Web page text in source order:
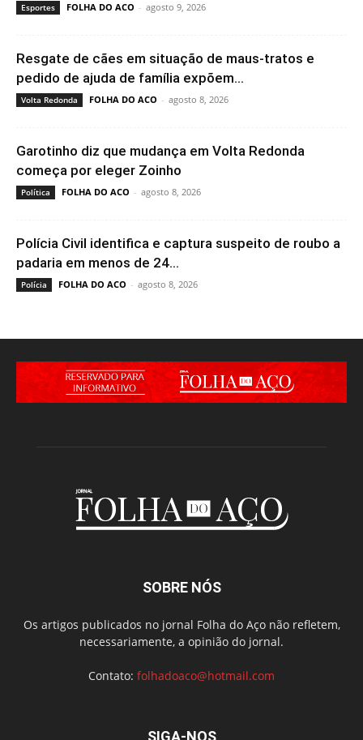
Esportes FOLHA DO ACO - agosto 9, 2026
Resgate de cães em situação de maus-tratos e
pedido de ajuda de família expõem...
Volta Redonda FOLHA DO ACO - agosto 8, 2026
Garotinho diz que mudança em Volta Redonda
começa por eleger Zoinho
Política FOLHA DO ACO - agosto 8, 2026
Polícia Civil identifica e captura suspeito de roubo a
padaria em menos de 24...
Polícia FOLHA DO ACO - agosto 8, 2026
SOBRE NÓS
Os artigos publicados no jornal Folha do Aço não refletem,
necessariamente, a opinião do jornal.
Contato: folhadoaco@hotmail.com
SIGA-NOS